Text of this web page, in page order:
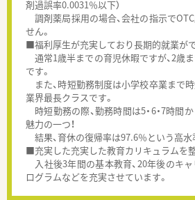
剤過誤率0.0031％以下）
調剤薬局採用の場合、会社の指示で
せん。
■福利厚生が充実しており長期的就業が
通常1歳半までの育児休暇ですが、2歳
です。
また、時短勤務制度は小学校卒業まで
業界最長クラスです。
時短勤務の際、勤務時間は5・6・7時間
魅力の一つ！
結果、育休の復帰率は97.6％という高水
■充実した充実した教育カリキュラムを整
入社後3年間の基本教育、20年後のキ
ログラムなどを充実させています。